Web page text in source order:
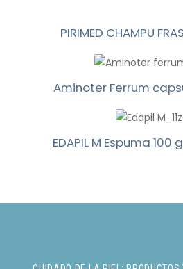
PIRIMED CHAMPU
Aminoter Ferrum
EDAPIL M Espuma